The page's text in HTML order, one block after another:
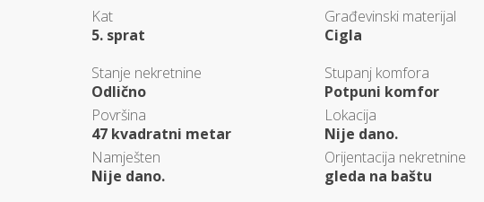
Kat
5. sprat
Građevinski materijal
Cigla
Stanje nekretnine
Odlično
Stupanj komfora
Potpuni komfor
Površina
47 kvadratni metar
Lokacija
Nije dano.
Namješten
Nije dano.
Orijentacija nekretnine
gleda na baštu